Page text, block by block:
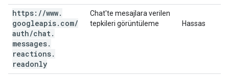
https: //www.
googleapis. com/
auth/chat.
messages.
reactions.
readonly
Chat'te mesajlara verilen
tepkileri görüntüleme
Hassas